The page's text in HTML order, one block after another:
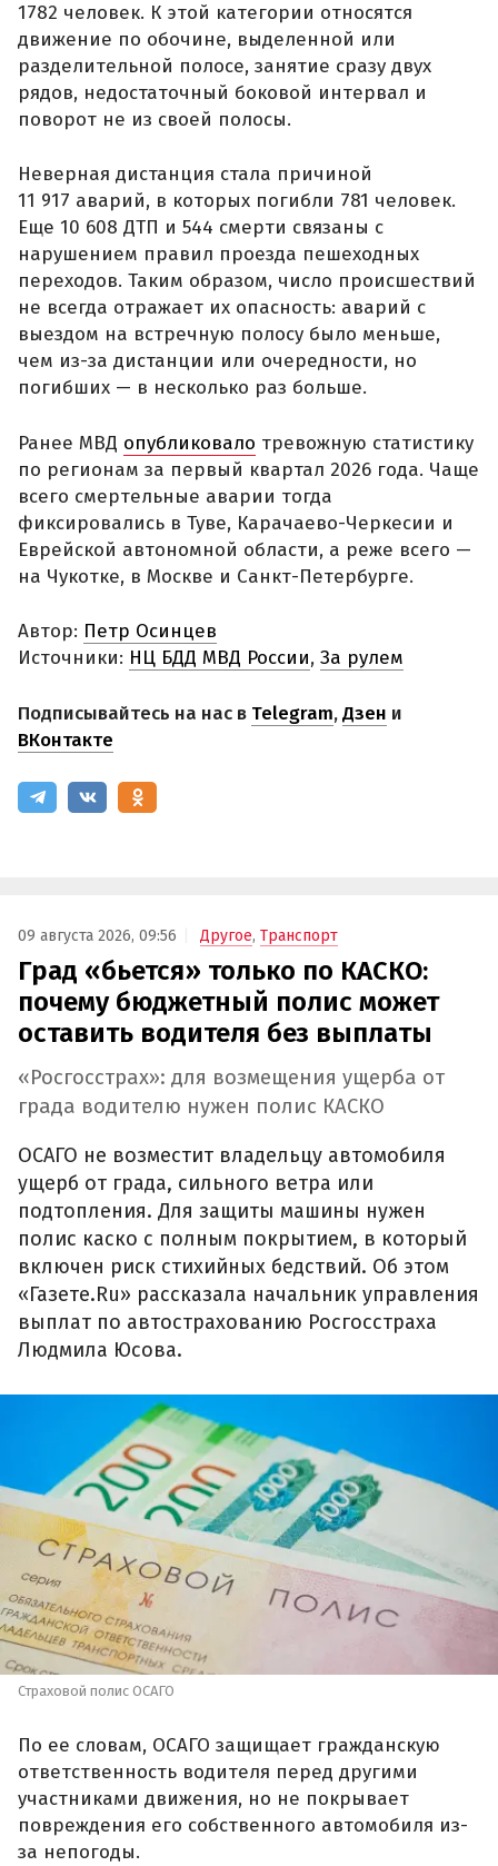
1782 человек. К этой категории относятся
движение по обочине, выделенной или
разделительной полосе, занятие сразу двух
рядов, недостаточный боковой интервал и
поворот не из своей полосы.
Неверная дистанция стала причиной
11 917 аварий, в которых погибли 781 человек.
Еще 10 608 ДТП и 544 смерти связаны с
нарушением правил проезда пешеходных
переходов. Таким образом, число происшествий
не всегда отражает их опасность: аварий с
выездом на встречную полосу было меньше,
чем из-за дистанции или очередности, но
погибших — в несколько раз больше.
Ранее МВД опубликовало тревожную статистику
по регионам за первый квартал 2026 года. Чаще
всего смертельные аварии тогда
фиксировались в Туве, Карачаево-Черкесии и
Еврейской автономной области, а реже всего —
на Чукотке, в Москве и Санкт-Петербурге.
Автор: Петр Осинцев
Источники: НЦ БДД МВД России, За рулем
Подписывайтесь на нас в Telegram,Дзен и
ВКонтакте
09 августа 2026, 09:56 Другое, Транспорт
Град «бьется» только по КАСКО:
почему бюджетный полис может
оставить водителя без выплаты
«Росгосстрах»: для возмещения ущерба от
града водителю нужен полис КАСКО
ОСАГО не возместит владельцу автомобиля
ущерб от града, сильного ветра или
подтопления. Для защиты машины нужен
полис каско с полным покрытием, в который
включен риск стихийных бедствий. Об этом
«Газете.Ru» рассказала начальник управления
выплат по автострахованию Росгосстраха
Людмила Юсова.
Страховой полис ОСАГО
По ее словам, ОСАГО защищает гражданскую
ответственность водителя перед другими
участниками движения, но не покрывает
повреждения его собственного автомобиля из-
за непогоды.